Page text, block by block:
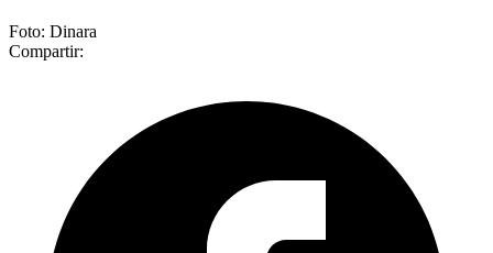
Foto: Dinara
Compartir: